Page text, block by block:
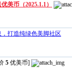
美币（2025.1.1）
打造纯绿色美脚社区
5 优美币]